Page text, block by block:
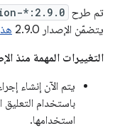
تم طرح *:2.9.0
يتضمّن الإصدار 2.9.0
التغييرات المهمة منذ
باستخدام
استخدامها.